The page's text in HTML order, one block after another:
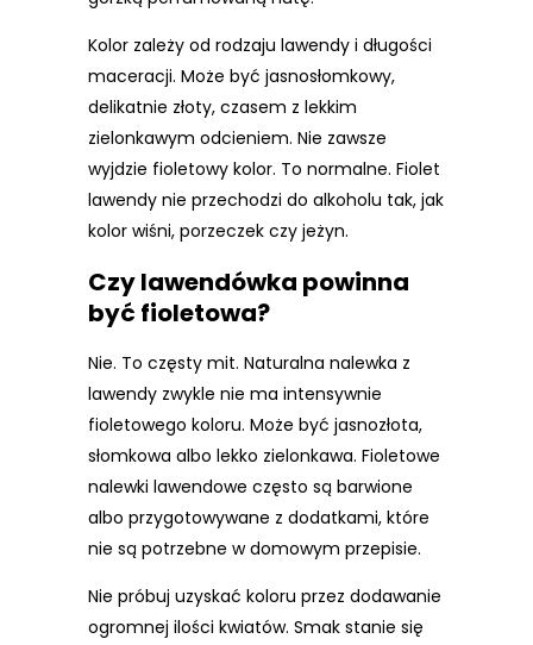
Kolor zależy od rodzaju lawendy i długości
maceracji. Może być jasnosłomkowy,
delikatnie złoty, czasem z lekkim
zielonkawym odcieniem. Nie zawsze
wyjdzie fioletowy kolor. To normalne. Fiolet
lawendy nie przechodzi do alkoholu tak, jak
kolor wiśni, porzeczek czy jeżyn.
Czy lawendówka powinna
być fioletowa?
Nie. To częsty mit. Naturalna nalewka z
lawendy zwykle nie ma intensywnie
fioletowego koloru. Może być jasnozłota,
słomkowa albo lekko zielonkawa. Fioletowe
nalewki lawendowe często są barwione
albo przygotowywane z dodatkami, które
nie są potrzebne w domowym przepisie.
Nie próbuj uzyskać koloru przez dodawanie
ogromnej ilości kwiatów. Smak stanie się